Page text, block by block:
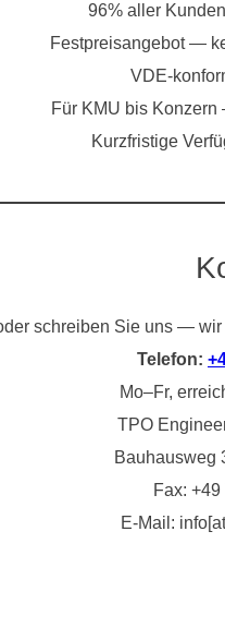
96% aller
Festpreisangebot —
VDE-
Für KMU bis
Kurzfristige
schreiben Sie uns —
Telefon:
Mo–Fr,
TPO
Bauhausweg
Fax:
E-Mail: